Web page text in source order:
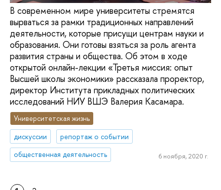
В современном мире университеты стремятся
вырваться за рамки традиционных направлений
деятельности, которые присущи центрам науки и
образования. Они готовы взяться за роль агента
развития страны и общества. Об этом в ходе
открытой онлайн-лекции «Третья миссия: опыт
Высшей школы экономики» рассказала проректор,
директор Института прикладных политических
исследований НИУ ВШЭ Валерия Касамара.
Университетская жизнь
дискуссии
репортаж о событии
общественная деятельность
6 ноября, 2020 г.